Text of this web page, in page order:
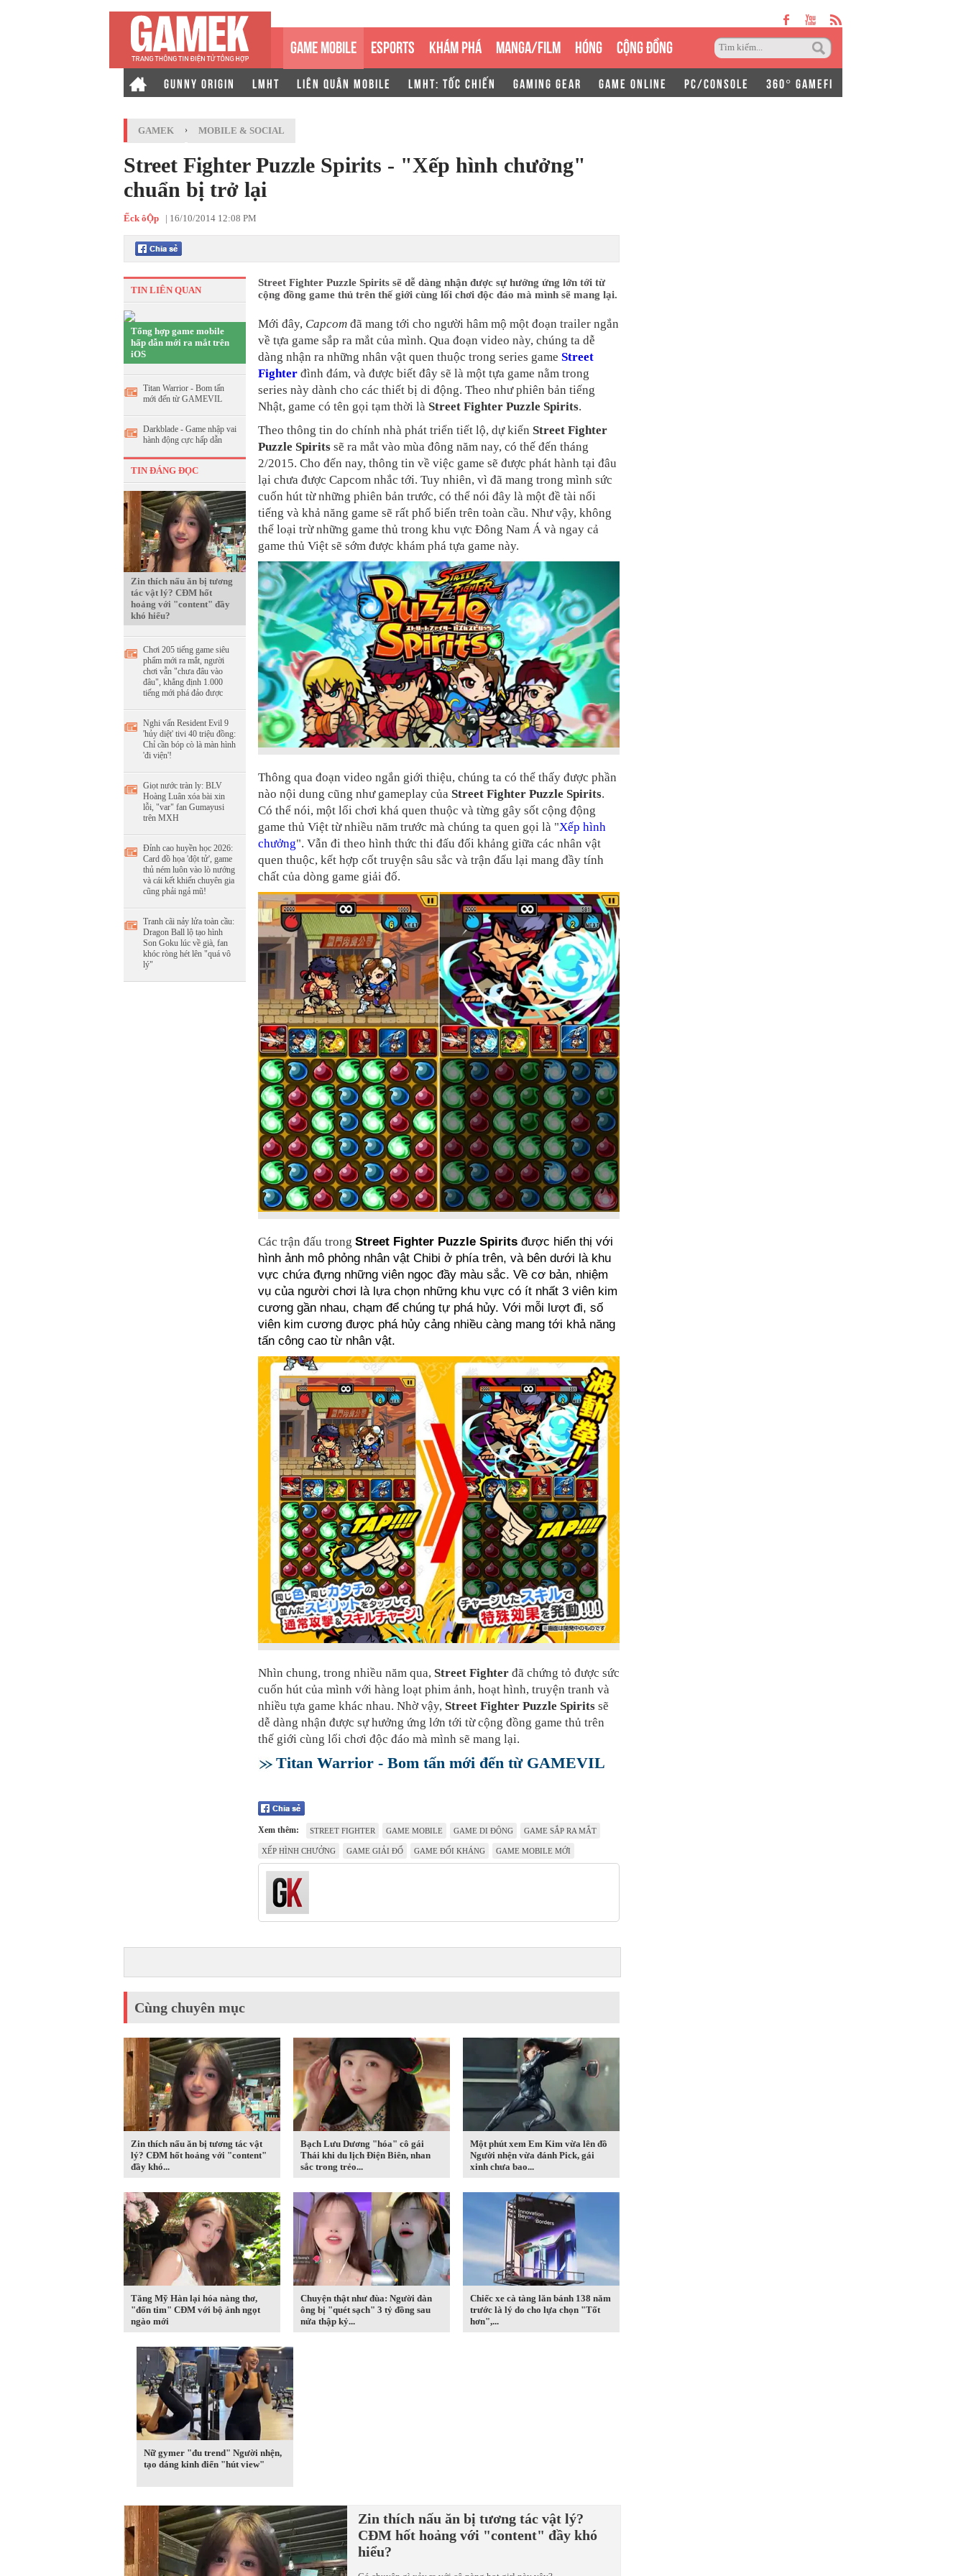
GAME MOBILE ESPORTS KHÁM PHÁ MANGA/FILM HÓNG CỘNG ĐỒNG
GUNNY ORIGIN LMHT LIÊN QUÂN MOBILE LMHT: TỐC CHIẾN GAMING GEAR GAME ONLINE PC/CONSOLE 360° GAMEFI
GAMEK › MOBILE & SOCIAL
Street Fighter Puzzle Spirits - "Xếp hình chưởng"
chuẩn bị trở lại
Ếck ôỘp | 16/10/2014 12:08 PM
TIN LIÊN QUAN
Tổng hợp game mobile
hấp dẫn mới ra mắt trên
iOS
Titan Warrior - Bom tấn
mới đến từ GAMEVIL
Darkblade - Game nhập vai
hành động cực hấp dẫn
TIN ĐÁNG ĐỌC
Zin thích nấu ăn bị tương
tác vật lý? CĐM hốt
hoảng với "content" đầy
khó hiểu?
Chơi 205 tiếng game siêu
phẩm mới ra mắt, người
chơi vẫn "chưa đâu vào
đâu", khẳng định 1.000
tiếng mới phá đảo được
Nghi vấn Resident Evil 9
'hủy diệt' tivi 40 triệu đồng:
Chỉ cần bóp cò là màn hình
'đi viện'!
Giọt nước tràn ly: BLV
Hoàng Luân xóa bài xin
lỗi, "var" fan Gumayusi
trên MXH
Đỉnh cao huyền học 2026:
Card đồ họa 'đột tử', game
thủ ném luôn vào lò nướng
và cái kết khiến chuyên gia
cũng phải ngả mũ!
Tranh cãi nảy lửa toàn cầu:
Dragon Ball lộ tạo hình
Son Goku lúc về già, fan
khóc ròng hét lên "quá vô
lý"
Street Fighter Puzzle Spirits sẽ dễ dàng nhận được sự hưởng ứng lớn tới từ
cộng đồng game thủ trên thế giới cùng lối chơi độc đáo mà mình sẽ mang lại.
Mới đây, Capcom đã mang tới cho người hâm mộ một đoạn trailer ngắn
về tựa game sắp ra mắt của mình. Qua đoạn video này, chúng ta dễ
dàng nhận ra những nhân vật quen thuộc trong series game Street
Fighter đình đám, và được biết đây sẽ là một tựa game nằm trong
series này dành cho các thiết bị di động. Theo như phiên bản tiếng
Nhật, game có tên gọi tạm thời là Street Fighter Puzzle Spirits.
Theo thông tin do chính nhà phát triển tiết lộ, dự kiến Street Fighter
Puzzle Spirits sẽ ra mắt vào mùa đông năm nay, có thế đến tháng
2/2015. Cho đến nay, thông tin về việc game sẽ được phát hành tại đâu
lại chưa được Capcom nhắc tới. Tuy nhiên, vì đã mang trong mình sức
cuốn hút từ những phiên bản trước, có thể nói đây là một đề tài nổi
tiếng và khả năng game sẽ rất phổ biến trên toàn cầu. Như vậy, không
thể loại trừ những game thủ trong khu vực Đông Nam Á và ngay cả
game thủ Việt sẽ sớm được khám phá tựa game này.
Thông qua đoạn video ngắn giới thiệu, chúng ta có thể thấy được phần
nào nội dung cũng như gameplay của Street Fighter Puzzle Spirits.
Có thể nói, một lối chơi khá quen thuộc và từng gây sốt cộng động
game thủ Việt từ nhiều năm trước mà chúng ta quen gọi là "Xếp hình
chưởng". Vẫn đi theo hình thức thi đấu đối khảng giữa các nhân vật
quen thuộc, kết hợp cốt truyện sâu sắc và trận đấu lại mang đầy tính
chất của dòng game giải đố.
Các trận đấu trong Street Fighter Puzzle Spirits được hiển thị với
hình ảnh mô phỏng nhân vật Chibi ở phía trên, và bên dưới là khu
vực chứa đựng những viên ngọc đầy màu sắc. Về cơ bản, nhiệm
vụ của người chơi là lựa chọn những khu vực có ít nhất 3 viên kim
cương gần nhau, chạm để chúng tự phá hủy. Với mỗi lượt đi, số
viên kim cương được phá hủy cảng nhiều càng mang tới khả năng
tấn công cao từ nhân vật.
Nhìn chung, trong nhiều năm qua, Street Fighter đã chứng tỏ được sức
cuốn hút của mình với hàng loạt phim ảnh, hoạt hình, truyện tranh và
nhiều tựa game khác nhau. Nhờ vậy, Street Fighter Puzzle Spirits sẽ
dễ dàng nhận được sự hưởng ứng lớn tới từ cộng đồng game thủ trên
thế giới cùng lối chơi độc đáo mà mình sẽ mang lại.
Titan Warrior - Bom tấn mới đến từ GAMEVIL
Xem thêm: STREET FIGHTER GAME MOBILE GAME DI ĐỘNG GAME SẮP RA MẮT
XẾP HÌNH CHƯỞNG GAME GIẢI ĐỐ GAME ĐỐI KHÁNG GAME MOBILE MỚI
Cùng chuyên mục
Zin thích nấu ăn bị tương tác vật
lý? CĐM hốt hoảng với "content"
đầy khó...
Bạch Lưu Dương "hóa" cô gái
Thái khi du lịch Điện Biên, nhan
sắc trong trẻo...
Một phút xem Em Kim vừa lên đồ
Người nhện vừa đánh Pick, gái
xinh chưa bao...
Tăng Mỹ Hàn lại hóa nàng thơ,
"đốn tim" CĐM với bộ ảnh ngọt
ngào mới
Chuyện thật như đùa: Người đàn
ông bị "quét sạch" 3 tỷ đồng sau
nửa thập kỷ...
Chiếc xe cà tàng lăn bánh 138 năm
trước là lý do cho lựa chọn "Tốt
hơn",...
Nữ gymer "đu trend" Người nhện,
tạo dáng kinh điển "hút view"
Zin thích nấu ăn bị tương tác vật lý?
CĐM hốt hoảng với "content" đầy khó
hiểu?